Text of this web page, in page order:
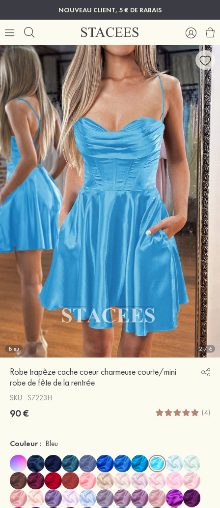
NOUVEAU CLIENT, 5 € DE RABAIS
Bleu 2/ 6
Robe trapèze cache coeur charmeuse courte/mini
robe de fête de la rentrée
SKU : S7223H
90 € (4)
Couleur : Bleu